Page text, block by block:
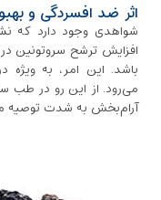
اثر ضد افسردگی و
شواهدی وجود دارد که
افزایش ترشح سروتونین
باشد. این امر، به
می‌رود. از این رو در طب
آرام‌بخش به شدت توصیه